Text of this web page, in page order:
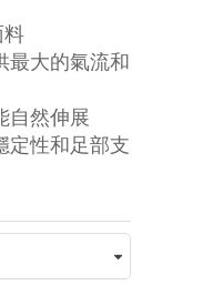
料
最大的氣流和
自然伸展
定性和足部支